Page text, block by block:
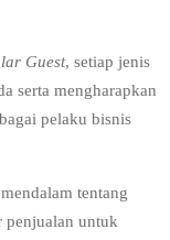
Guest, setiap jenis
serta mengharapkan
pelaku bisnis
tentang
penjualan untuk